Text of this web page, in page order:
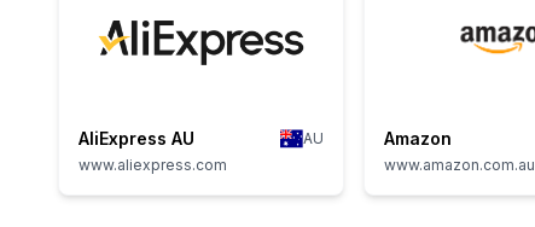
AliExpress AU
AU
www.aliexpress.com
Amazon
www.amazon.com.au